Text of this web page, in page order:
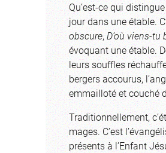
Qu’est-ce qui
jour dans une étable.
obscure,D’où viens-tu
évoquant une étable.
leurs souffles
bergers accourus,
emmailloté et couché
Traditionnellement,
mages. C’est
présents à l’Enfant